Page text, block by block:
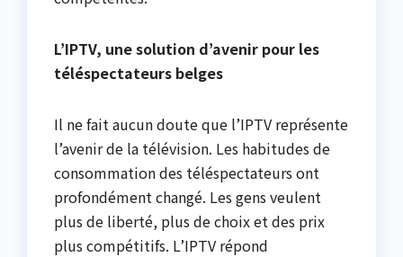
L’IPTV, une solution d’avenir pour les
téléspectateurs belges
Il ne fait aucun doute que l’IPTV représente
l’avenir de la télévision. Les habitudes de
consommation des téléspectateurs ont
profondément changé. Les gens veulent
plus de liberté, plus de choix et des prix
plus compétitifs. L’IPTV répond